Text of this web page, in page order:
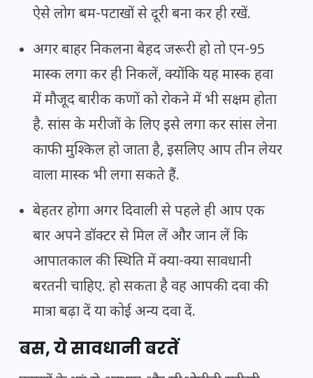
ऐसे लोग बम-पटाखों से दूरी बना कर ही रखें.
अगर बाहर निकलना बेहद जरूरी हो तो एन-95
मास्क लगा कर ही निकलें, क्योंकि यह मास्क हवा
में मौजूद बारीक कणों को रोकने में भी सक्षम होता
है. सांस के मरीजों के लिए इसे लगा कर सांस लेना
काफी मुश्किल हो जाता है, इसलिए आप तीन लेयर
वाला मास्क भी लगा सकते हैं.
बेहतर होगा अगर दिवाली से पहले ही आप एक
बार अपने डॉक्टर से मिल लें और जान लें कि
आपातकाल की स्थिति में क्या-क्या सावधानी
बरतनी चाहिए. हो सकता है वह आपकी दवा की
मात्रा बढ़ा दें या कोई अन्य दवा दें.
बस, ये सावधानी बरतें